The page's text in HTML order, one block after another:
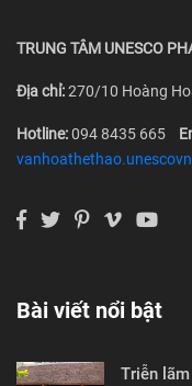
TRUNG TÂM UNESCO
Địa chỉ:270/10 Hoàng
Hotline:094 8435 665
Bài viết nổi bật
Triễn